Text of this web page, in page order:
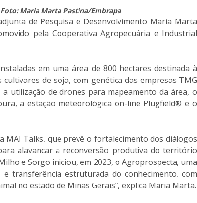
Foto: Maria Marta Pastina/Embrapa
de Pesquisa e Desenvolvimento Maria Marta
pela Cooperativa Agropecuária e Industrial
em uma área de 800 hectares destinada à
de soja, com genética das empresas TMG
utilização de drones para mapeamento da área, o
a estação meteorológica on-line Plugfield® e o
MAI Talks, que prevê o fortalecimento dos diálogos
alavancar a reconversão produtiva do território
e Sorgo iniciou, em 2023, o Agroprospecta, uma
transferência estruturada do conhecimento, com
no estado de Minas Gerais”, explica Maria Marta.